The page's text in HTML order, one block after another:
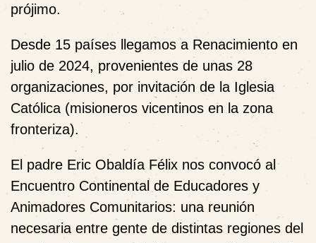
prójimo.
Desde 15 países llegamos a Renacimiento en
julio de 2024, provenientes de unas 28
organizaciones, por invitación de la Iglesia
Católica (misioneros vicentinos en la zona
fronteriza).
El padre Eric Obaldía Félix nos convocó al
Encuentro Continental de Educadores y
Animadores Comunitarios: una reunión
necesaria entre gente de distintas regiones del